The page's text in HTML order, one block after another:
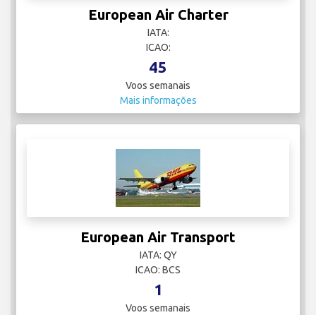
European Air Charter
IATA:
ICAO:
45
Voos semanais
Mais informações
European Air Transport
IATA: QY
ICAO: BCS
1
Voos semanais